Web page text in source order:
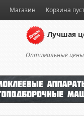
Корзина
Магазин
Лучшая
Оптимальные